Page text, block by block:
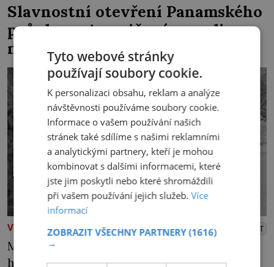
Slavnostní otevření Panamského
průplavu: Američané museli
nejdřív porazit moskyty
VĚDA A VYNÁLEZY PŘEHRÁT
Měla to být sláva se vším všudy. Lavice pro
hosty z celého světa však zejí prázdnotou.
Tyto webové stránky
používají soubory cookie.
K personalizaci obsahu, reklam a analýze
návštěvnosti používáme soubory cookie.
Informace o vašem používání našich
stránek také sdílíme s našimi reklamními
a analytickými partnery, kteří je mohou
kombinovat s dalšími informacemi, které
jste jim poskytli nebo které shromáždili
při vašem používání jejich služeb.Více
informací
ZOBRAZIT VŠECHNY PARTNERY(1616)
→